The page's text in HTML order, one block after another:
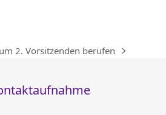
2. Vorsitzenden berufen